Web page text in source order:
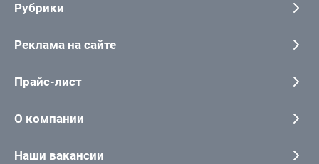
Рубрики
Реклама на сайте
Прайс-лист
О компании
Наши вакансии